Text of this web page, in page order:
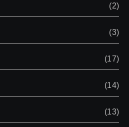
(2)
(3)
(17)
(14)
(13)